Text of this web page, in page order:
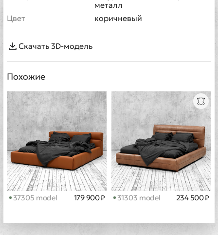
металл
Цвет
коричневый
Скачать 3D-модель
Похожие
37305 model 179 900 ₽ 31303 model 234 500 ₽